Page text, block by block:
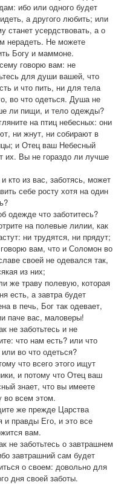
ибо или одного будет
а другого любить; или
станет усердствовать, а о
нерадеть. Не можете
Богу и маммоне.
говорю вам: не
для души вашей, что
и что пить, ни для тела
во что одеться. Душа не
ли пищи, и тело одежды?
на птиц небесных: они
ни жнут, ни собирают в
и Отец ваш Небесный
их. Вы не гораздо ли лучше
кто из вас, заботясь, может
себе росту хотя на один
одежде что заботитесь?
на полевые лилии, как
ни трудятся, ни прядут;
вам, что и Соломон во
своей не одевался так,
из них;
же траву полевую, которая
есть, а завтра будет
в печь, Бог так одевает,
паче вас, маловеры!
не заботьтесь и не
что нам есть? или что
или во что одеться?
что всего этого ищут
и потому что Отец ваш
знает, что вы имеете
во всем этом.
же прежде Царства
и правды Его, и это все
вам.
не заботьтесь о завтрашнем
завтрашний сам будет
о своем: довольно для
дня своей заботы.